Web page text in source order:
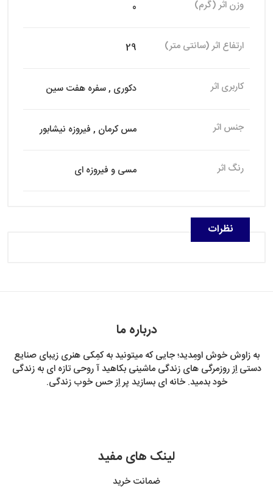
وزن اثر (گرم) 0
ارتفاع اثر (سانتی متر) 29
کاربری اثر دکوری , سفره هفت سین
جنس اثر مس کرمان , فیروزه نیشابور
رنگ اثر مسی و فیروزه ای
نظرات
درباره ما
به زاوش خوش اومِدید؛ جایی که میتونید به کمِکی هنری زیبای صنایع
دستی اِز روزمرگی های زندگی ماشینی بکاهید آ روحی تازه ای به زندگی
خود بدمید. خانه ای بسازید پر اِز حس خوب زندگی.
لینک های مفید
ضمانت خرید